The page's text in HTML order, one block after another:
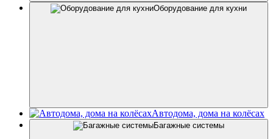
Оборудование для кухни
Автодома, дома на колёсах
Багажные системы